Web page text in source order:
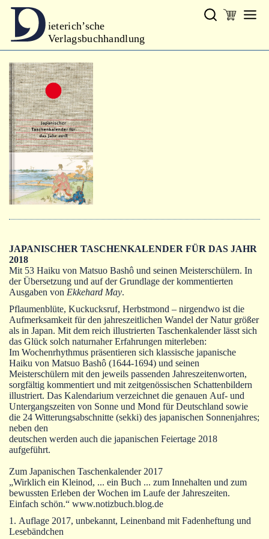
ieterich’sche
Verlagsbuchhandlung
Handbibliothek Dieterich
Bibliophilia
Autoren
Warenkorb
JAPANISCHER TASCHENKALENDER FÜR DAS JAHR
2018
Mit 53 Haiku von Matsuo Bashô und seinen Meisterschülern. In
der Übersetzung und auf der Grundlage der kommentierten
Ausgaben von Ekkehard May.
Pflaumenblüte, Kuckucksruf, Herbstmond – nirgendwo ist die
Aufmerksamkeit für den jahreszeitlichen Wandel der Natur größer
als in Japan. Mit dem reich illustrierten Taschenkalender lässt sich
das Glück solch naturnaher Erfahrungen miterleben:
Im Wochenrhythmus präsentieren sich klassische japanische
Haiku von Matsuo Bashô (1644-1694) und seinen
Meisterschülern mit den jeweils passenden Jahreszeitenworten,
sorgfältig kommentiert und mit zeitgenössischen Schattenbildern
illustriert. Das Kalendarium verzeichnet die genauen Auf- und
Untergangszeiten von Sonne und Mond für Deutschland sowie
die 24 Witterungsabschnitte (sekki) des japanischen Sonnenjahres;
neben den
deutschen werden auch die japanischen Feiertage 2018
aufgeführt.
Zum Japanischen Taschenkalender 2017
„Wirklich ein Kleinod, ... ein Buch ... zum Innehalten und zum
bewussten Erleben der Wochen im Laufe der Jahreszeiten.
Einfach schön.“ www.notizbuch.blog.de
1. Auflage 2017, unbekannt, Leinenband mit Fadenheftung und
Lesebändchen